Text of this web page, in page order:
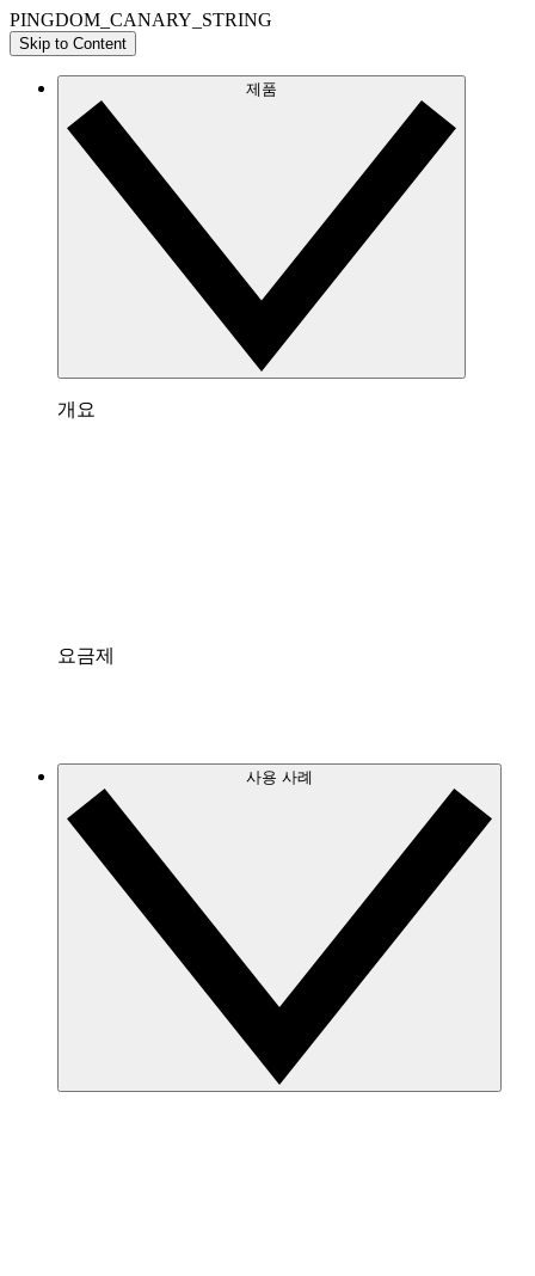
PINGDOM_CANARY_STRING
Skip to Content
제품
개요
요금제
사용 사례